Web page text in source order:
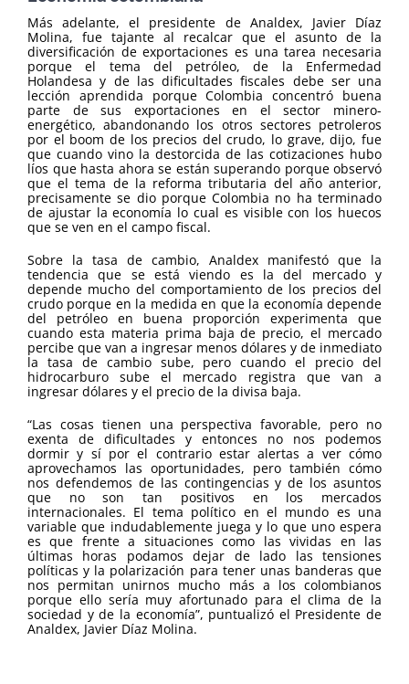
Más adelante, el presidente de Analdex, Javier Díaz
Molina, fue tajante al recalcar que el asunto de la
diversificación de exportaciones es una tarea necesaria
porque el tema del petróleo, de la Enfermedad
Holandesa y de las dificultades fiscales debe ser una
lección aprendida porque Colombia concentró buena
parte de sus exportaciones en el sector minero-
energético, abandonando los otros sectores petroleros
por el boom de los precios del crudo, lo grave, dijo, fue
que cuando vino la destorcida de las cotizaciones hubo
líos que hasta ahora se están superando porque observó
que el tema de la reforma tributaria del año anterior,
precisamente se dio porque Colombia no ha terminado
de ajustar la economía lo cual es visible con los huecos
que se ven en el campo fiscal.
Sobre la tasa de cambio, Analdex manifestó que la
tendencia que se está viendo es la del mercado y
depende mucho del comportamiento de los precios del
crudo porque en la medida en que la economía depende
del petróleo en buena proporción experimenta que
cuando esta materia prima baja de precio, el mercado
percibe que van a ingresar menos dólares y de inmediato
la tasa de cambio sube, pero cuando el precio del
hidrocarburo sube el mercado registra que van a
ingresar dólares y el precio de la divisa baja.
“Las cosas tienen una perspectiva favorable, pero no
exenta de dificultades y entonces no nos podemos
dormir y sí por el contrario estar alertas a ver cómo
aprovechamos las oportunidades, pero también cómo
nos defendemos de las contingencias y de los asuntos
que no son tan positivos en los mercados
internacionales. El tema político en el mundo es una
variable que indudablemente juega y lo que uno espera
es que frente a situaciones como las vividas en las
últimas horas podamos dejar de lado las tensiones
políticas y la polarización para tener unas banderas que
nos permitan unirnos mucho más a los colombianos
porque ello sería muy afortunado para el clima de la
sociedad y de la economía”, puntualizó el Presidente de
Analdex, Javier Díaz Molina.